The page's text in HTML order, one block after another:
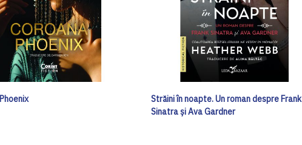
Străini în noapte. Un roman despre Frank
Sinatra și Ava Gardner